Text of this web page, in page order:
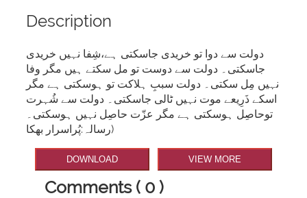
Description
دولت سے دوا تو خریدی جاسکتی ہے،شِفا نہیں خریدی
جاسکتی۔ دولت سے دوست تو مل سکتے ہیں مگر وفا
نہیں مِل سکتی۔ دولت سببِ ہلاکت تو ہوسکتی ہے مگر
اسکے ذَرِیعے موت نہیں ٹالی جاسکتی۔ دولت سے شُہرت
توحاصِل ہوسکتی ہے مگر عزّت حاصِل نہیں ہوسکتی۔
(رسالہ:پُراسرار بھکا
DOWNLOAD VIEW MORE
Comments ( 0 )